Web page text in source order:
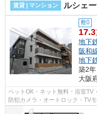
賃貸 | マンション ルシェ
敷0
17.3
地下
阪和
地下
築2
大阪
ペットOK・ネット無料・浴室TV
防犯カメラ・オートロック・TVモニ
ロ御堂筋線・西田辺駅、JR阪和